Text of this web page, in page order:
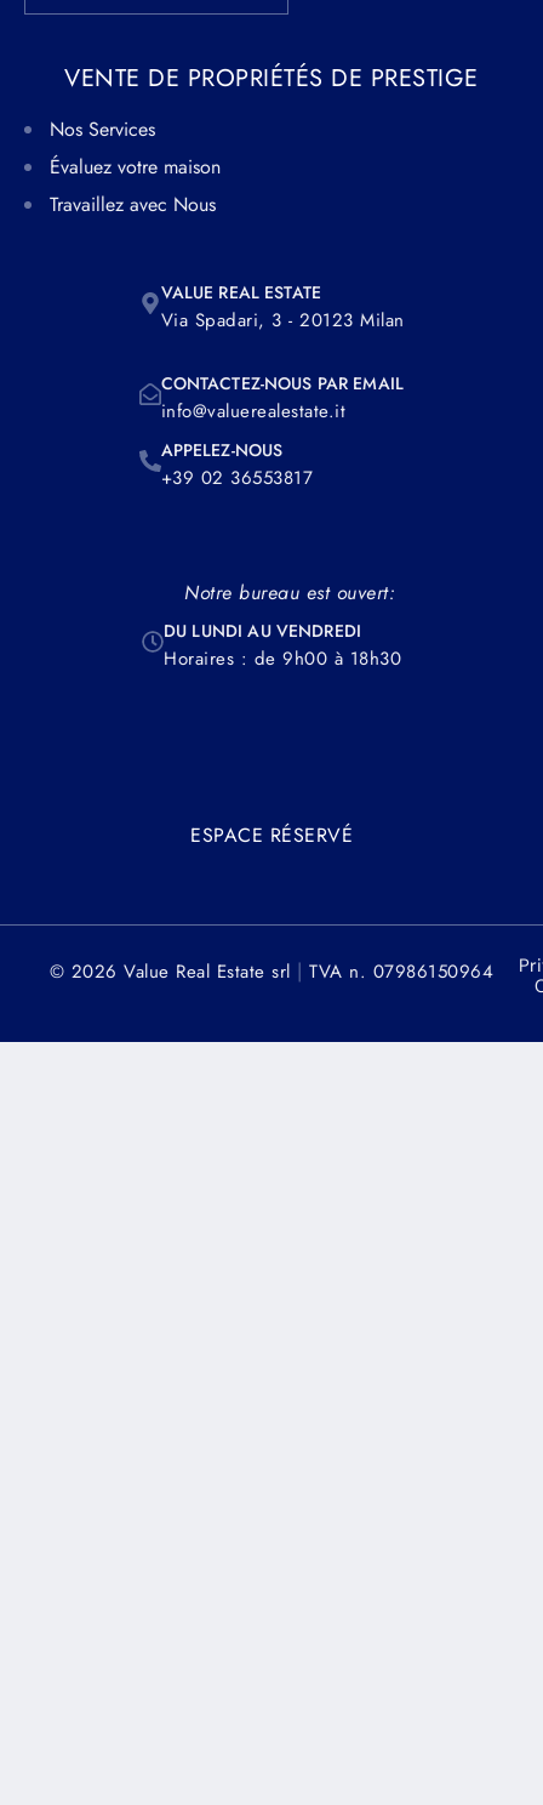
VENTE DE PROPRIÉTÉS DE PRESTIGE
Nos Services
Évaluez votre maison
Travaillez avec Nous
VALUE REAL ESTATE
Via Spadari, 3 - 20123 Milan
CONTACTEZ-NOUS PAR EMAIL
info@valuerealestate.it
APPELEZ-NOUS
+39 02 36553817
Notre bureau est ouvert:
DU LUNDI AU VENDREDI
Horaires : de 9h00 à 18h30
ESPACE RÉSERVÉ
© 2026 Value Real Estate srl | TVA n. 07986150964